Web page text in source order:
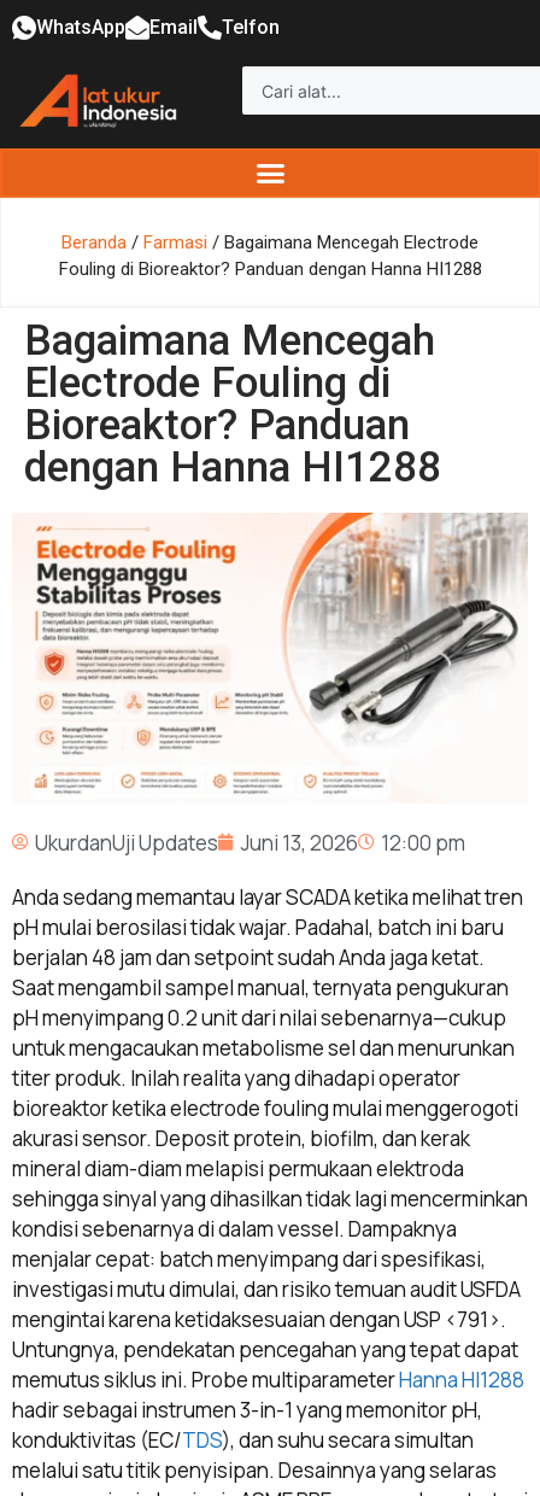
WhatsApp Email Telfon
Beranda / Farmasi / Bagaimana Mencegah Electrode
Fouling di Bioreaktor? Panduan dengan Hanna HI1288
Bagaimana Mencegah
Electrode Fouling di
Bioreaktor? Panduan
dengan Hanna HI1288
UkurdanUji Updates Juni 13, 2026
12:00 pm
Anda sedang memantau layar SCADA ketika melihat tren
pH mulai berosilasi tidak wajar. Padahal, batch ini baru
berjalan 48 jam dan setpoint sudah Anda jaga ketat.
Saat mengambil sampel manual, ternyata pengukuran
pH menyimpang 0.2 unit dari nilai sebenarnya—cukup
untuk mengacaukan metabolisme sel dan menurunkan
titer produk. Inilah realita yang dihadapi operator
bioreaktor ketika electrode fouling mulai menggerogoti
akurasi sensor. Deposit protein, biofilm, dan kerak
mineral diam-diam melapisi permukaan elektroda
sehingga sinyal yang dihasilkan tidak lagi mencerminkan
kondisi sebenarnya di dalam vessel. Dampaknya
menjalar cepat: batch menyimpang dari spesifikasi,
investigasi mutu dimulai, dan risiko temuan audit USFDA
mengintai karena ketidaksesuaian dengan USP <791>.
Untungnya, pendekatan pencegahan yang tepat dapat
memutus siklus ini. Probe multiparameterHanna HI1288
hadir sebagai instrumen 3-in-1 yang memonitor pH,
konduktivitas (EC/TDS), dan suhu secara simultan
melalui satu titik penyisipan. Desainnya yang selaras